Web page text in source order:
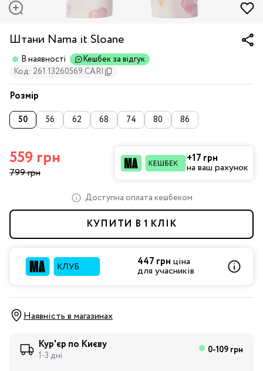
Штани Nama it Sloane
В наявності
Кешбек за відгук
Код: 261.13260569.CARI
Розмір
50 56 62 68 74 80 86
559 грн
799 грн
+17 грн
на ваш рахунок
Доступна оплата кешбеком
КУПИТИ В 1 КЛІК
447 грн ціна
для учасників
Наявність в магазинах
Кур'єр по Києву
1-3 дні 0-109 грн